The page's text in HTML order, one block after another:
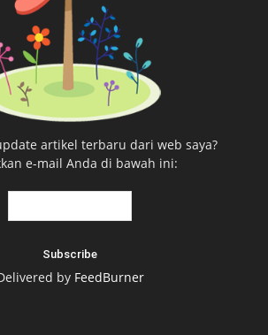
artikel terbaru dari web saya?
e-mail Anda di bawah ini:
by FeedBurner